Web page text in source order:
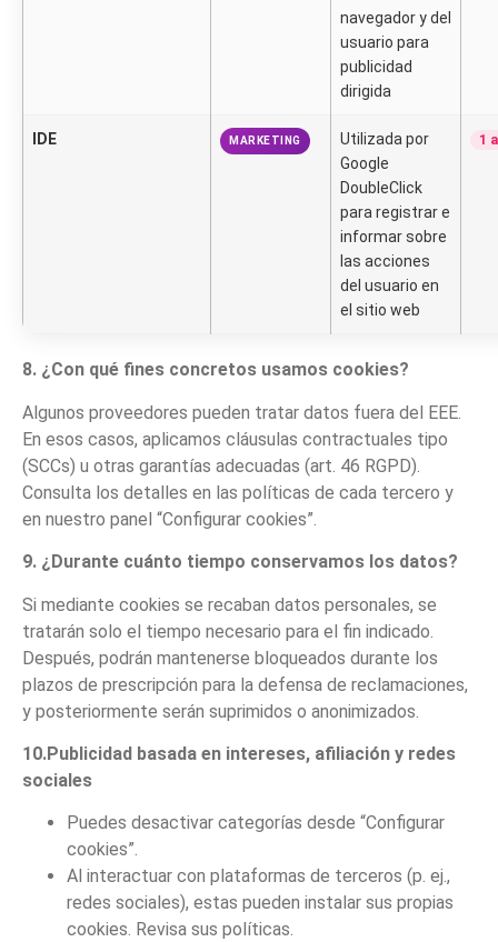
navegador y del
usuario para
publicidad
dirigida
IDE MARKETING
Utilizada por
Google
DoubleClick
para registrar e
informar sobre
las acciones
del usuario en
el sitio web
1
8. ¿Con qué fines concretos usamos cookies?
Algunos proveedores pueden tratar datos fuera del EEE.
En esos casos, aplicamos cláusulas contractuales tipo
(SCCs) u otras garantías adecuadas (art. 46 RGPD).
Consulta los detalles en las políticas de cada tercero y
en nuestro panel “Configurar cookies”.
9. ¿Durante cuánto tiempo conservamos los datos?
Si mediante cookies se recaban datos personales, se
tratarán solo el tiempo necesario para el fin indicado.
Después, podrán mantenerse bloqueados durante los
plazos de prescripción para la defensa de reclamaciones,
y posteriormente serán suprimidos o anonimizados.
10.Publicidad basada en intereses, afiliación y redes
sociales
Puedes desactivar categorías desde “Configurar
cookies”.
Al interactuar con plataformas de terceros (p. ej.,
redes sociales), estas pueden instalar sus propias
cookies. Revisa sus políticas.